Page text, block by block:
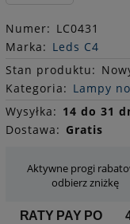
Numer: LC0431
Marka: Leds C4
Stan produktu:
Kategoria: Lampy
Wysyłka: 14 do 31
Dostawa: Gratis
Aktywne progi
odbierz zniżkę
RATY PAY PO